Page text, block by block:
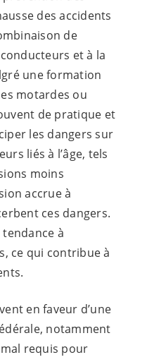
des accidents
de
et à la
une formation
motardes ou
de pratique et
les dangers sur
liés à l’âge, tels
moins
accrue à
ces dangers.
à
ce qui contribue à
en faveur d’une
notamment
requis pour